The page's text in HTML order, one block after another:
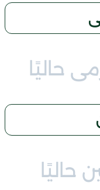
حاليًا
حاليًا